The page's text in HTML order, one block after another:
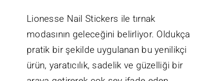
Lionesse Nail Stickers ile tırnak
modasının geleceğini belirliyor. Oldukça
pratik bir şekilde uygulanan bu yenilikçi
ürün, yaratıcılık, sadelik ve güzelliği bir